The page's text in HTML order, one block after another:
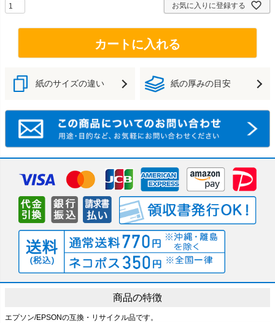
お気に入りに登録する
カートに入れる
紙のサイズの違い 紙の厚みの目安
商品の特徴
エプソン/EPSONの互換・リサイクル品です。